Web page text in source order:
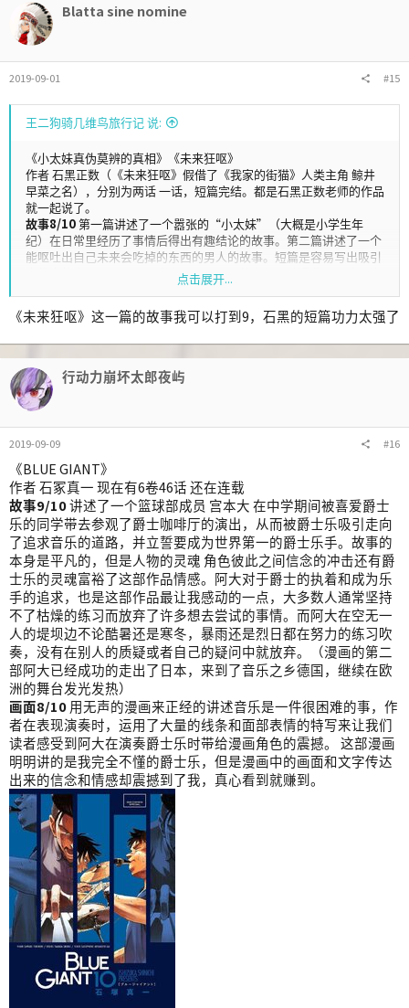
Blatta sine nomine
2019-09-01 #15
王二狗骑几维鸟旅行记 说:
《小太妹真伪莫辨的真相》《未来狂呕》
作者 石黑正数（《未来狂呕》假借了《我家的街猫》人类主角 鲸井
早菜之名），分别为两话 一话，短篇完结。都是石黑正数老师的作品
就一起说了。
故事8/10第一篇讲述了一个嚣张的“小太妹”（大概是小学生年
纪）在日常里经历了事情后得出有趣结论的故事。第二篇讲述了一个
能呕吐出自己未来会吃掉的东西的男人的故事。短篇是容易写出吸引
人故事的类型，只需要一个点子。石黑正数老师又精通此道，这两个
短篇故事很好也不足为奇了。这两篇漫画都是《我家的街猫》那样的
格式，所以每一话一共就两页，能够两页讲一个故事就完全是点子漫
画了。
名，所以故意画的很烂，人物都丑丑的。而另一篇就很正常的石黑正
数老师平时《我家的街猫》的画风，不功不过的普通完美。总之是8
分评价。
点击展开...
《未来狂呕》这一篇的故事我可以打到9，石黑的短篇功力太强了
行动力崩坏太郎夜屿
2019-09-09 #16
《BLUE GIANT》
作者 石冢真一 现在有6卷46话 还在连载
故事9/10讲述了一个篮球部成员 宫本大 在中学期间被喜爱爵士
乐的同学带去参观了爵士咖啡厅的演出，从而被爵士乐吸引走向
了追求音乐的道路，并立誓要成为世界第一的爵士乐手。故事的
本身是平凡的，但是人物的灵魂 角色彼此之间信念的冲击还有爵
士乐的灵魂富裕了这部作品情感。阿大对于爵士的执着和成为乐
手的追求，也是这部作品最让我感动的一点，大多数人通常坚持
不了枯燥的练习而放弃了许多想去尝试的事情。而阿大在空无一
人的堤坝边不论酷暑还是寒冬，暴雨还是烈日都在努力的练习吹
奏，没有在别人的质疑或者自己的疑问中就放弃。（漫画的第二
部阿大已经成功的走出了日本，来到了音乐之乡德国，继续在欧
洲的舞台发光发热）
画面8/10用无声的漫画来正经的讲述音乐是一件很困难的事，作
者在表现演奏时，运用了大量的线条和面部表情的特写来让我们
读者感受到阿大在演奏爵士乐时带给漫画角色的震撼。 这部漫画
明明讲的是我完全不懂的爵士乐，但是漫画中的画面和文字传达
出来的信念和情感却震撼到了我，真心看到就赚到。